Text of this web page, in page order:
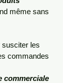
même sans
les
commandes
commerciale